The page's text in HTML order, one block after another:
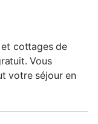
et cottages de
Vous
votre séjour en